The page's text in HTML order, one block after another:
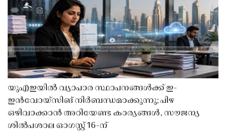
യുഎഇയിൽ വ്യാപാര സ്ഥാപനങ്ങൾക്ക് ഇ-
ഇൻവോയ്സിങ് നിർബന്ധമാക്കുന്നു; പിഴ
ഒഴിവാക്കാൻ അറിയേണ്ട കാര്യങ്ങൾ, സൗജന്യ
ശിൽപശാല ഓഗസ്റ്റ് 16-ന്